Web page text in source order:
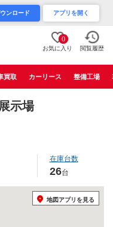
ンロード アプリを開く
0
お気に入り 閲覧履歴
買取 カーリース 整備工場
示場
在庫台数
26台
地図アプリを見る